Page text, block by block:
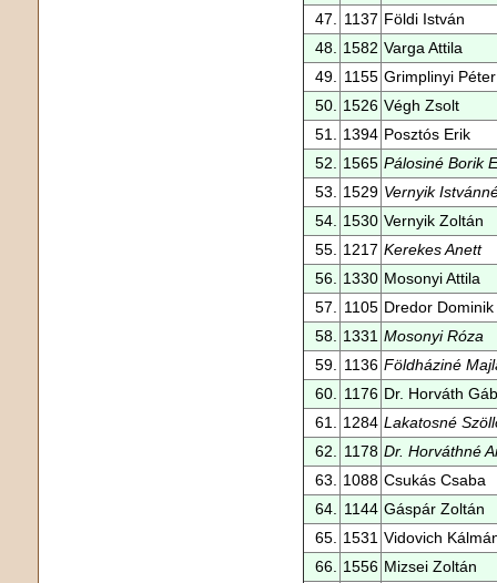
47.
1137 Földi István
48.
1582 Varga Attila
49.
1155 Grimplinyi Péter
50.
1526 Végh Zsolt
51.
1394 Posztós Erik
52.
1565 Pálosiné Borik
53.
1529 Vernyik
54.
1530 Vernyik Zoltán
55.
1217 Kerekes Anett
56.
1330 Mosonyi Attila
57.
1105 Dredor Dominik
58.
1331 Mosonyi Róza
59.
1136 Földháziné
60.
1176 Dr. Horváth
61.
1284 Lakatosné
62.
1178 Dr. Horváthné
63.
1088 Csukás Csaba
64.
1144 Gáspár Zoltán
65.
1531 Vidovich
66.
1556 Mizsei Zoltán